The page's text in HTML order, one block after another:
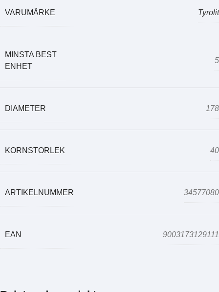
VARUMÄRKE Tyrolit
MINSTA BEST
ENHET
5
DIAMETER 178
KORNSTORLEK 40
ARTIKELNUMMER 34577080
EAN 9003173129111